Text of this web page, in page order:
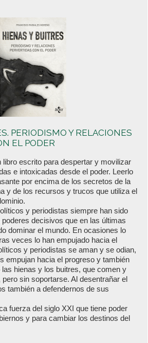
PERIODISMO Y RELACIONES
EL PODER
libro escrito para despertar y movilizar
e intoxicadas desde el poder. Leerlo
por encima de los secretos de la
y de los recursos y trucos que utiliza el
y periodistas siempre han sido
decisivos que en las últimas
dominar el mundo. En ocasiones lo
veces lo han empujado hacia el
y periodistas se aman y se odian,
empujan hacia el progreso y también
hienas y los buitres, que comen y
sin soportarse. Al desentrañar el
también a defendernos de sus
fuerza del siglo XXI que tiene poder
y para cambiar los destinos del